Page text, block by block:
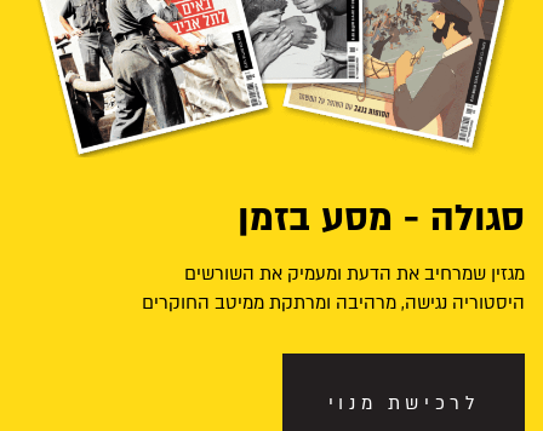
סגולה - מסע בזמן
מגזין שמרחיב את הדעת ומעמיק את השורשים
היסטוריה נגישה, מרהיבה ומרתקת ממיטב החוקרים
לרכישת מנוי